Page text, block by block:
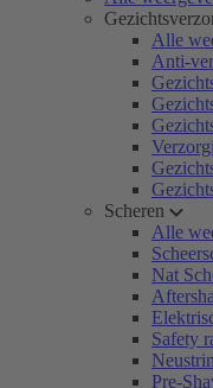
Alle
Anti-
Scheren
Alle
Nat
Safety
Pre-